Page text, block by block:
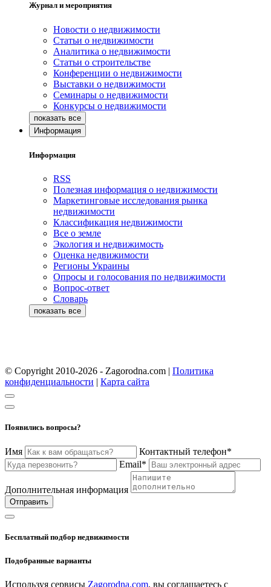
Журнал и мероприятия
Новости о недвижимости
Статьи о недвижимости
Аналитика о недвижимости
Статьи о строительстве
Конференции о недвижимости
Выставки о недвижимости
Семинары о недвижимости
Конкурсы о недвижимости
Информация
Информация
RSS
Полезная информация о недвижимости
Маркетинговые исследования рынка
недвижимости
Классификация недвижимости
Все о земле
Экология и недвижимость
Оценка недвижимости
Регионы Украины
Опросы и голосования по недвижимости
Вопрос-ответ
Словарь
© Copyright 2010-2026 - Zagorodna.com | Политика
конфиденциальности | Карта сайта
Появились вопросы?
Имя
Контактный телефон*
Email*
Дополнительная информация
Отправить
Бесплатный подбор недвижимости
Подобранные варианты
Используя сервисы Zagorodna.com, вы соглашаетесь с